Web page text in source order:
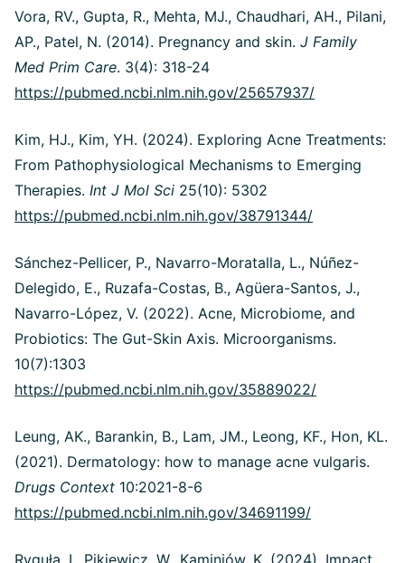
Vora, RV., Gupta, R., Mehta, MJ., Chaudhari, AH., Pilani,
AP., Patel, N. (2014). Pregnancy and skin. J Family
Med Prim Care. 3(4): 318-24
https://pubmed.ncbi.nlm.nih.gov/25657937/
Kim, HJ., Kim, YH. (2024). Exploring Acne Treatments:
From Pathophysiological Mechanisms to Emerging
Therapies. Int J Mol Sci 25(10): 5302
https://pubmed.ncbi.nlm.nih.gov/38791344/
Sánchez-Pellicer, P., Navarro-Moratalla, L., Núñez-
Delegido, E., Ruzafa-Costas, B., Agüera-Santos, J.,
Navarro-López, V. (2022). Acne, Microbiome, and
Probiotics: The Gut-Skin Axis. Microorganisms.
10(7):1303
https://pubmed.ncbi.nlm.nih.gov/35889022/
Leung, AK., Barankin, B., Lam, JM., Leong, KF., Hon, KL.
(2021). Dermatology: how to manage acne vulgaris.
Drugs Context 10:2021-8-6
https://pubmed.ncbi.nlm.nih.gov/34691199/
Ryguła, I., Pikiewicz, W., Kaminiów, K. (2024). Impact